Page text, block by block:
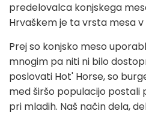
predelovalca konjskega
Hrvaškem je ta vrsta mesa
Prej so konjsko meso
mnogim pa niti ni bilo
poslovati Hot' Horse, so
med širšo populacijo postali
pri mladih. Naš način dela,